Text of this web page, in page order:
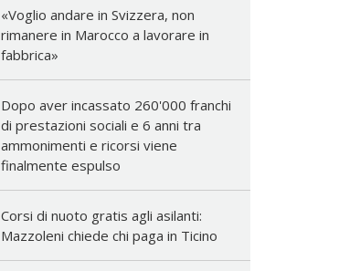
«Voglio andare in Svizzera, non
rimanere in Marocco a lavorare in
fabbrica»
Dopo aver incassato 260'000 franchi
di prestazioni sociali e 6 anni tra
ammonimenti e ricorsi viene
finalmente espulso
Corsi di nuoto gratis agli asilanti:
Mazzoleni chiede chi paga in Ticino